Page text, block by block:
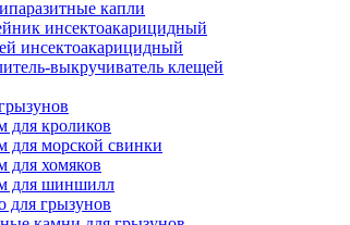
капли
инсектоакарицидный
инсектоакарицидный
выкручиватель клещей
для кроликов
для морской свинки
для хомяков
для шиншилл
для грызунов